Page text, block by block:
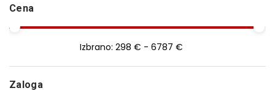
Cena
Izbrano: 298 € - 6787 €
Zaloga